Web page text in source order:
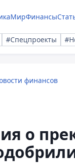
МирФинансы
#Спецпроекты
финансов
о